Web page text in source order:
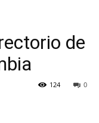
de
0
124